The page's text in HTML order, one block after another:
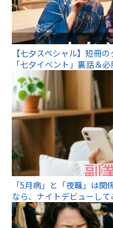
【七夕スペシャル】短冊
「七夕イベント」裏話＆
「5月病」と「夜職」は
なら、ナイトデビューし